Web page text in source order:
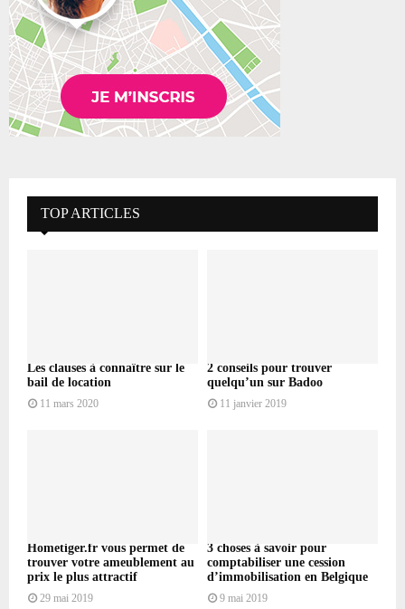
TOP ARTICLES
Les clauses à connaître sur le
bail de location
11 mars 2020
2 conseils pour trouver
quelqu’un sur Badoo
11 janvier 2019
Hometiger.fr vous permet de
trouver votre ameublement au
prix le plus attractif
29 mai 2019
3 choses à savoir pour
comptabiliser une cession
d’immobilisation en Belgique
9 mai 2019